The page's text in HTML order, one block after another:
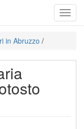
Toggle
in Abruzzo /